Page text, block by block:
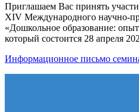
Приглашаем Вас принять
XIV Международного научно-
«Дошкольное образование:
который состоится 28 апреля
Информационное письмо